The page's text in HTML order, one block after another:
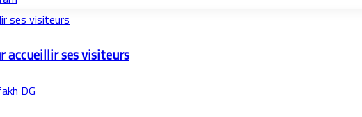
ses visiteurs
accueillir ses visiteurs
DG